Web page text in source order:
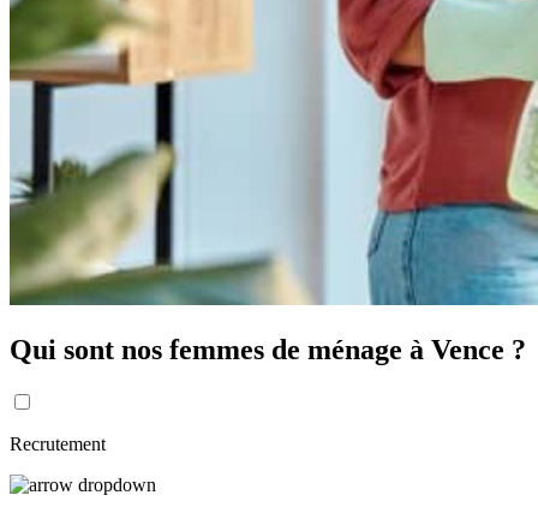
Qui sont nos femmes de ménage à Vence ?
Recrutement